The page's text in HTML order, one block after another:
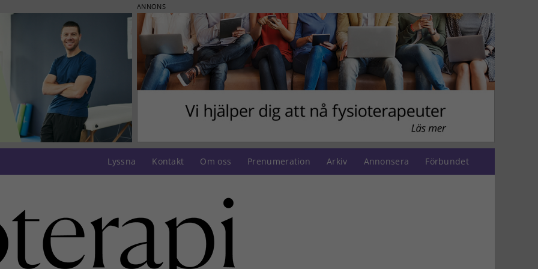
ANNONS
Lyssna Kontakt Om oss Prenumeration Arkiv Annonsera Förbundet